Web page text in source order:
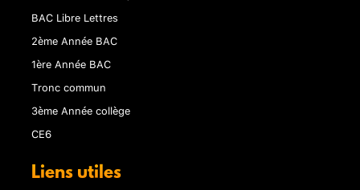
BAC Libre Lettres
2ème Année BAC
1ère Année BAC
Tronc commun
3ème Année collège
CE6
Liens utiles